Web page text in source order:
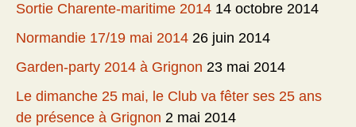
Sortie Charente-maritime 2014 14 octobre 2014
Normandie 17/19 mai 2014 26 juin 2014
Garden-party 2014 à Grignon 23 mai 2014
Le dimanche 25 mai, le Club va fêter ses 25 ans
de présence à Grignon 2 mai 2014